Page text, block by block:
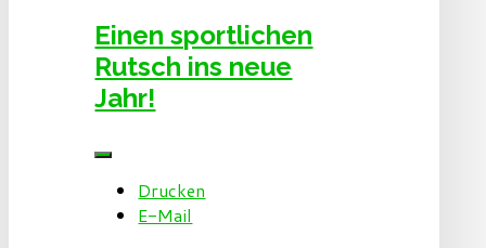
Einen sportlichen
Rutsch ins neue
Jahr!
Drucken
E-Mail